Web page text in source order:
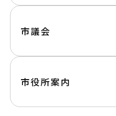
市議会
市役所案内